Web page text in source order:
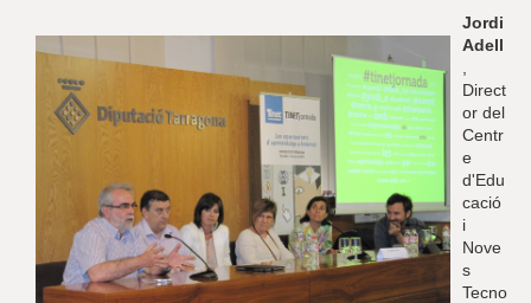
Jordi
Adell
Direct
or del
Centr
e
d'Edu
cació
i
Nove
s
Tecno